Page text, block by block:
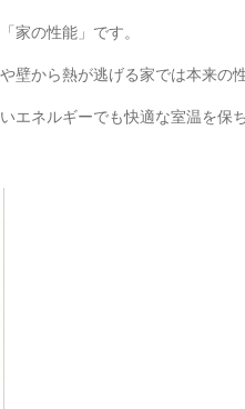
家の性能」です。
壁から熱が逃げる家では本来の
エネルギーでも快適な室温を保